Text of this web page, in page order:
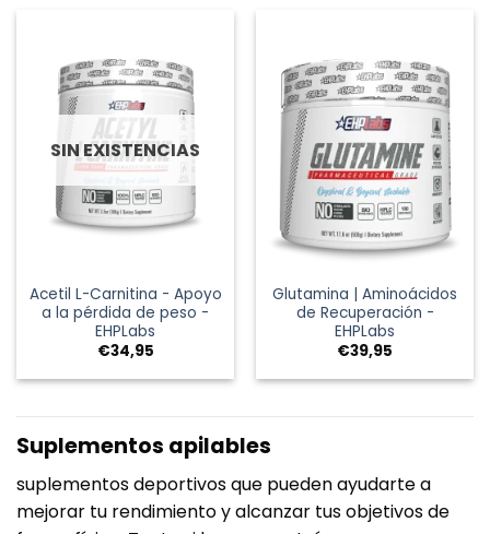
SIN EXISTENCIAS
Acetil L-Carnitina - Apoyo
a la pérdida de peso -
EHPLabs
€34,95
Glutamina | Aminoácidos
de Recuperación -
EHPLabs
€39,95
Suplementos apilables
suplementos deportivos que pueden ayudarte a
mejorar tu rendimiento y alcanzar tus objetivos de